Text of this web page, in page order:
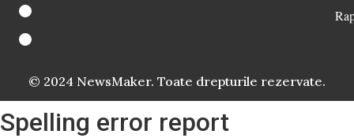
© 2024 NewsMaker. Toate drepturile rezervate.
Spelling error report